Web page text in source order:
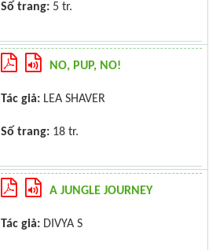
Số trang: 5 tr.
NO, PUP, NO!
Tác giả: LEA SHAVER
Số trang: 18 tr.
A JUNGLE JOURNEY
Tác giả: DIVYA S